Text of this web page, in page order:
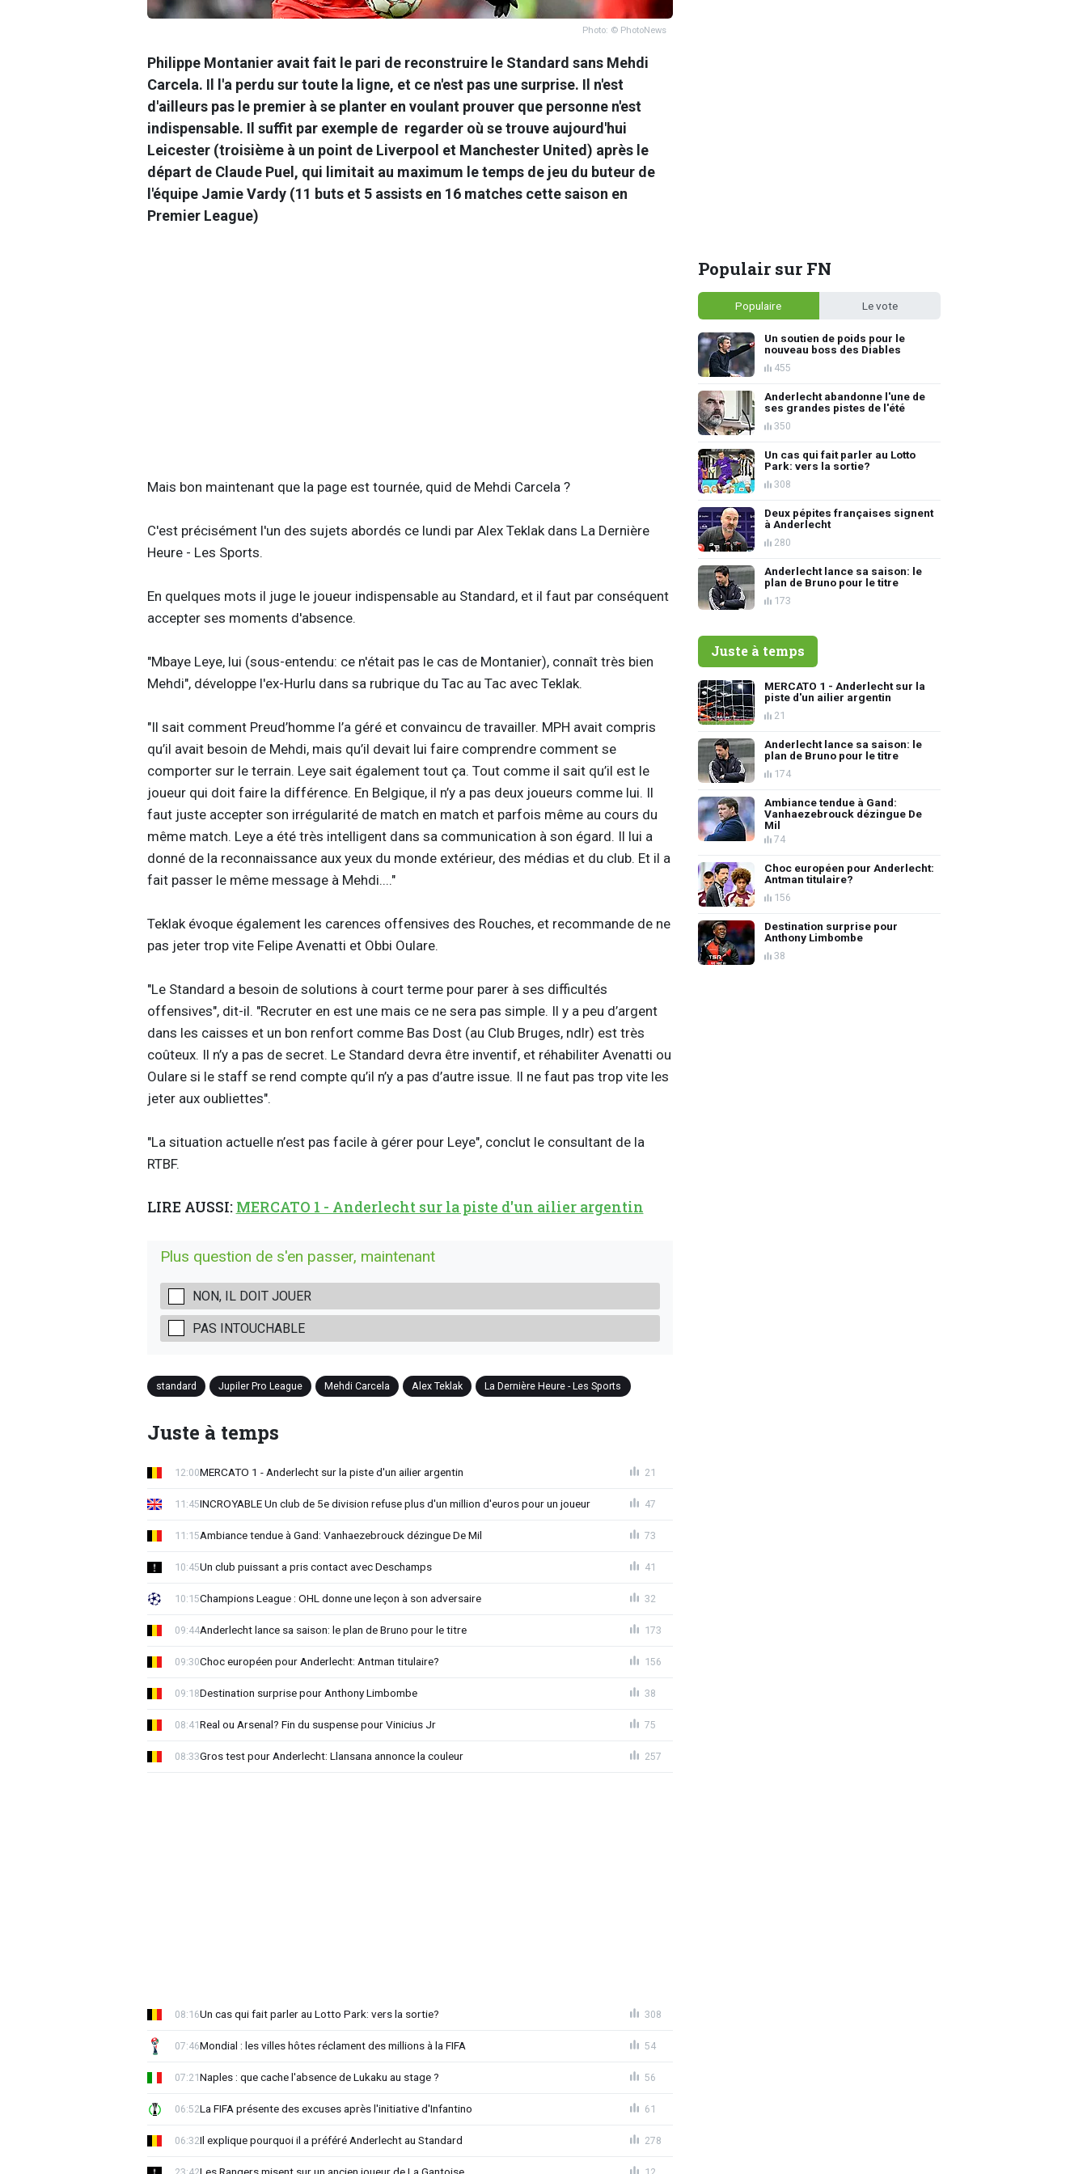
Photo: © PhotoNews
Philippe Montanier avait fait le pari de reconstruire le Standard sans Mehdi
Carcela. Il l'a perdu sur toute la ligne, et ce n'est pas une surprise. Il n'est
d'ailleurs pas le premier à se planter en voulant prouver que personne n'est
indispensable. Il suffit par exemple de regarder où se trouve aujourd'hui
Leicester (troisième à un point de Liverpool et Manchester United) après le
départ de Claude Puel, qui limitait au maximum le temps de jeu du buteur de
l'équipe Jamie Vardy (11 buts et 5 assists en 16 matches cette saison en
Premier League)
Mais bon maintenant que la page est tournée, quid de Mehdi Carcela ?
C'est précisément l'un des sujets abordés ce lundi par Alex Teklak dans La Dernière
Heure - Les Sports.
En quelques mots il juge le joueur indispensable au Standard, et il faut par conséquent
accepter ses moments d'absence.
"Mbaye Leye, lui (sous-entendu: ce n'était pas le cas de Montanier), connaît très bien
Mehdi", développe l'ex-Hurlu dans sa rubrique du Tac au Tac avec Teklak.
"Il sait comment Preud’homme l’a géré et convaincu de travailler. MPH avait compris
qu’il avait besoin de Mehdi, mais qu’il devait lui faire comprendre comment se
comporter sur le terrain. Leye sait également tout ça. Tout comme il sait qu’il est le
joueur qui doit faire la différence. En Belgique, il n’y a pas deux joueurs comme lui. Il
faut juste accepter son irrégularité de match en match et parfois même au cours du
même match. Leye a été très intelligent dans sa communication à son égard. Il lui a
donné de la reconnaissance aux yeux du monde extérieur, des médias et du club. Et il a
fait passer le même message à Mehdi...."
Teklak évoque également les carences offensives des Rouches, et recommande de ne
pas jeter trop vite Felipe Avenatti et Obbi Oulare.
"Le Standard a besoin de solutions à court terme pour parer à ses difficultés
offensives", dit-il. "Recruter en est une mais ce ne sera pas simple. Il y a peu d’argent
dans les caisses et un bon renfort comme Bas Dost (au Club Bruges, ndlr) est très
coûteux. Il n’y a pas de secret. Le Standard devra être inventif, et réhabiliter Avenatti ou
Oulare si le staff se rend compte qu’il n’y a pas d’autre issue. Il ne faut pas trop vite les
jeter aux oubliettes".
"La situation actuelle n’est pas facile à gérer pour Leye", conclut le consultant de la
RTBF.
LIRE AUSSI: MERCATO 1 - Anderlecht sur la piste d'un ailier argentin
Plus question de s'en passer, maintenant
NON, IL DOIT JOUER
PAS INTOUCHABLE
standard Jupiler Pro League Mehdi Carcela Alex Teklak La Dernière Heure - Les Sports
Juste à temps
MERCATO 1 - Anderlecht sur la piste d'un ailier argentin
12:00 21
INCROYABLE Un club de 5e division refuse plus d'un million d'euros pour un joueur
11:45 47
Ambiance tendue à Gand: Vanhaezebrouck dézingue De Mil
11:15 73
Un club puissant a pris contact avec Deschamps
10:45 41
Champions League : OHL donne une leçon à son adversaire
10:15 32
Anderlecht lance sa saison: le plan de Bruno pour le titre
09:44 173
Choc européen pour Anderlecht: Antman titulaire?
09:30 156
Destination surprise pour Anthony Limbombe
09:18 38
Real ou Arsenal? Fin du suspense pour Vinicius Jr
08:41 75
Gros test pour Anderlecht: Llansana annonce la couleur
08:33 257
Un cas qui fait parler au Lotto Park: vers la sortie?
08:16 308
Mondial : les villes hôtes réclament des millions à la FIFA
07:46 54
Naples : que cache l'absence de Lukaku au stage ?
07:21 56
La FIFA présente des excuses après l'initiative d'Infantino
06:52 61
Il explique pourquoi il a préféré Anderlecht au Standard
06:32 278
Populair sur FN
Populaire Le vote
Un soutien de poids pour le
nouveau boss des Diables
455
Anderlecht abandonne l'une de
ses grandes pistes de l'été
350
Un cas qui fait parler au Lotto
Park: vers la sortie?
308
Deux pépites françaises signent
à Anderlecht
280
Anderlecht lance sa saison: le
plan de Bruno pour le titre
173
Juste à temps
MERCATO 1 - Anderlecht sur la
piste d'un ailier argentin
21
Anderlecht lance sa saison: le
plan de Bruno pour le titre
174
Ambiance tendue à Gand:
Vanhaezebrouck dézingue De
Mil
74
Choc européen pour Anderlecht:
Antman titulaire?
156
Destination surprise pour
Anthony Limbombe
38